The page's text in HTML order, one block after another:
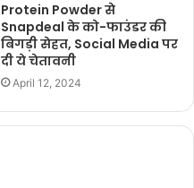
Protein Powder से
Snapdeal के को-फाउंडर की
बिगड़ी सेहत, Social Media पर
दी ये चेतावनी
April 12, 2024